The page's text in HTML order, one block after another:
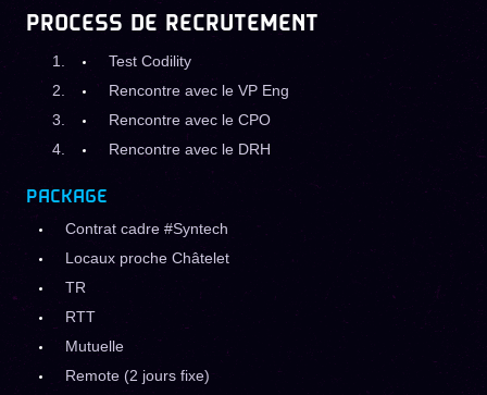
PROCESS DE RECRUTEMENT
Test Codility
Rencontre avec le VP Eng
Rencontre avec le CPO
Rencontre avec le DRH
PACKAGE
Contrat cadre #Syntech
Locaux proche Châtelet
TR
RTT
Mutuelle
Remote (2 jours fixe)